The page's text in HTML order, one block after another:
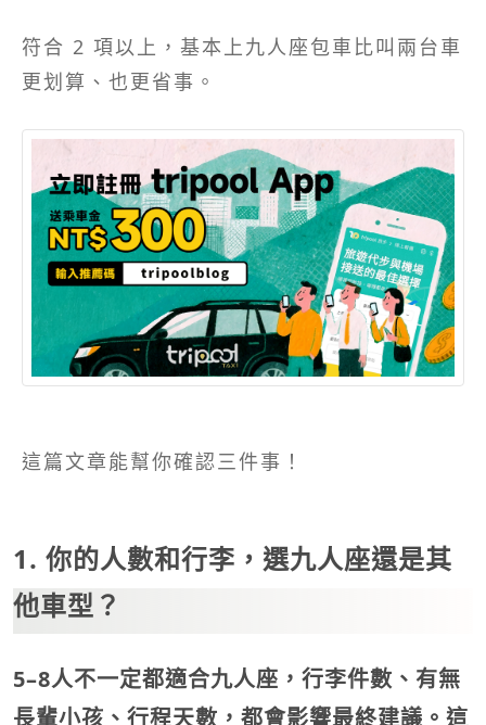
符合 2 項以上，基本上九人座包車比叫兩台車
更划算、也更省事。
這篇文章能幫你確認三件事！
1. 你的人數和行李，選九人座還是其
他車型？
5–8人不一定都適合九人座，行李件數、有無
長輩小孩、行程天數，都會影響最終建議。這